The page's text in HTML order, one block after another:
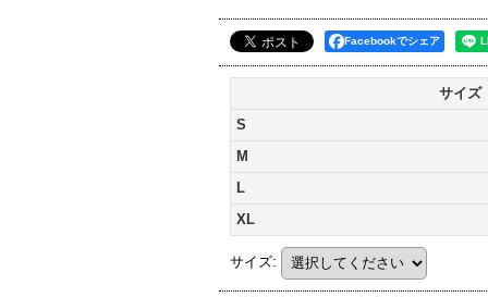
Facebookでシェア
サイズ
S
M
L
XL
サイズ: